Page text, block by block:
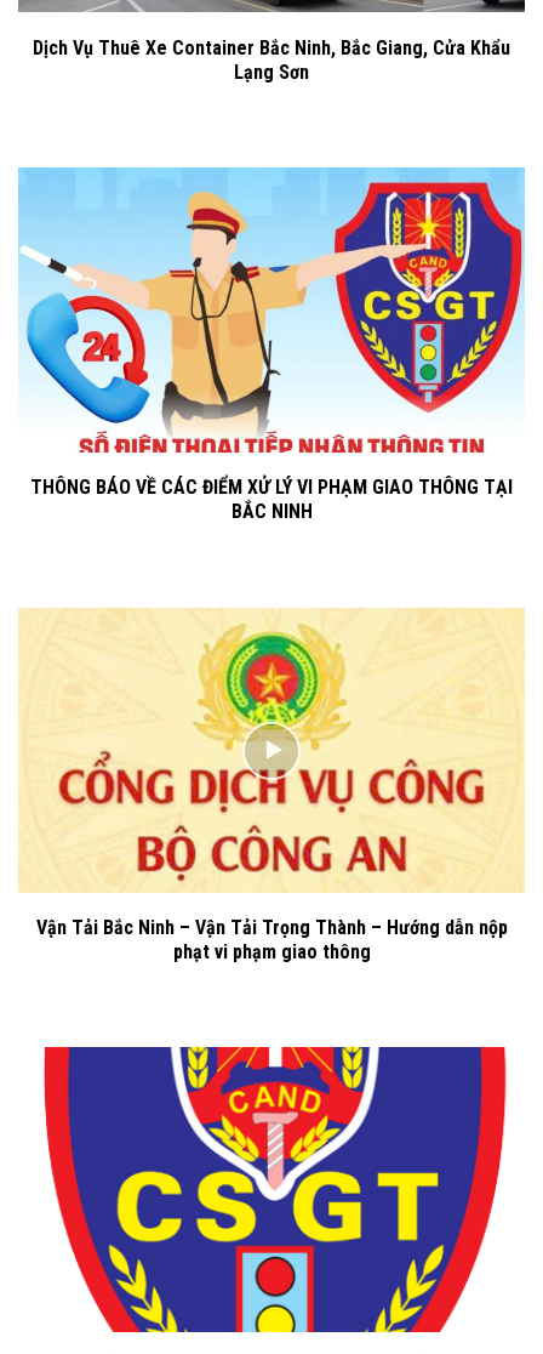
Dịch Vụ Thuê Xe Container Bắc Ninh, Bắc Giang, Cửa Khẩu
Lạng Sơn
THÔNG BÁO VỀ CÁC ĐIỂM XỬ LÝ VI PHẠM GIAO THÔNG TẠI
BẮC NINH
Vận Tải Bắc Ninh – Vận Tải Trọng Thành – Hướng dẫn nộp
phạt vi phạm giao thông